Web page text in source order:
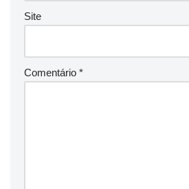
Site
Comentário *